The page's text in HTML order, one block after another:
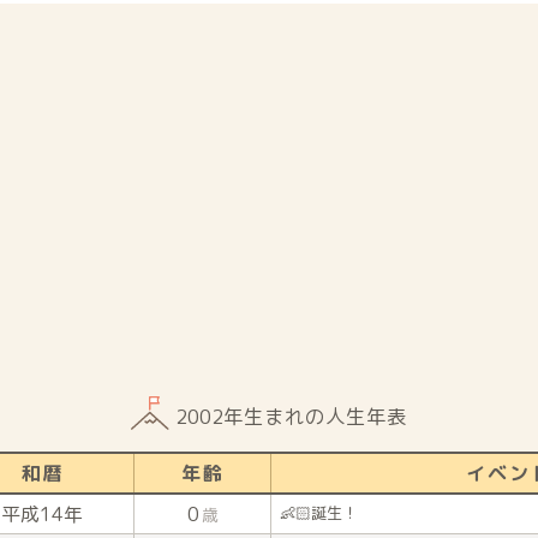
2002年生まれの人生年表
和暦 年齢
イベン
平成14年 0 歳 👶🏻誕生！